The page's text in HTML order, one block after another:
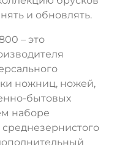
и обновлять.
– это
ножниц, ножей,
бытовых
наборе